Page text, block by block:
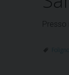
Foligno